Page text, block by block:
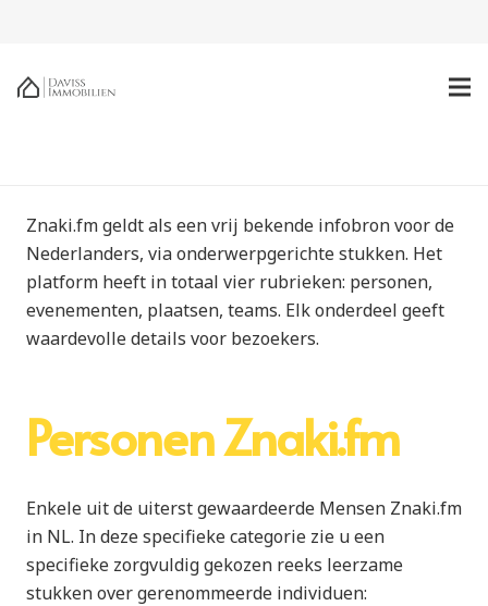
Znaki.fm geldt als een vrij bekende infobron voor de
Nederlanders, via onderwerpgerichte stukken. Het
platform heeft in totaal vier rubrieken: personen,
evenementen, plaatsen, teams. Elk onderdeel geeft
waardevolle details voor bezoekers.
Personen Znaki.fm
Enkele uit de uiterst gewaardeerde Mensen Znaki.fm
in NL. In deze specifieke categorie zie u een
specifieke zorgvuldig gekozen reeks leerzame
stukken over gerenommeerde individuen: